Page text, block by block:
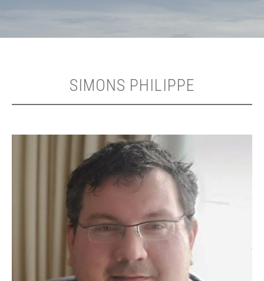
SIMONS PHILIPPE